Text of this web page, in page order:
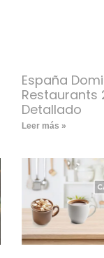
España
Restaurants
Detallado
Leer más »